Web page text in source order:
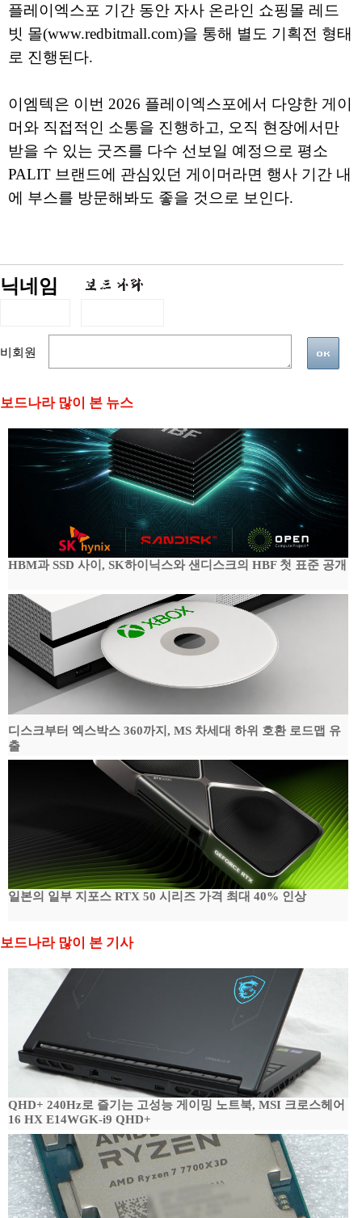
플레이엑스포 기간 동안 자사 온라인 쇼핑몰 레드
빗 몰(www.redbitmall.com)을 통해 별도 기획전 형태
로 진행된다.
이엠텍은 이번 2026 플레이엑스포에서 다양한 게이
머와 직접적인 소통을 진행하고, 오직 현장에서만
받을 수 있는 굿즈를 다수 선보일 예정으로 평소
PALIT 브랜드에 관심있던 게이머라면 행사 기간 내
에 부스를 방문해봐도 좋을 것으로 보인다.
닉네임
비회원
보드나라 많이 본 뉴스
HBM과 SSD 사이, SK하이닉스와 샌디스크의 HBF 첫 표준 공개
디스크부터 엑스박스 360까지, MS 차세대 하위 호환 로드맵 유
출
일본의 일부 지포스 RTX 50 시리즈 가격 최대 40% 인상
보드나라 많이 본 기사
QHD+ 240Hz로 즐기는 고성능 게이밍 노트북, MSI 크로스헤어
16 HX E14WGK-i9 QHD+